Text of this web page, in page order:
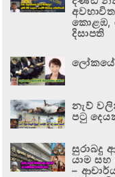
කොළඹ,
දිසාපති
ලෝකයේ
නැව්
පටු
සුරාබදු
යාම
–